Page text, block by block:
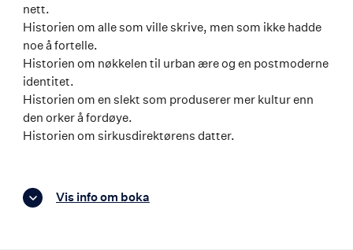
nett.
Historien om alle som ville skrive, men som ikke hadde
noe å fortelle.
Historien om nøkkelen til urban ære og en postmoderne
identitet.
Historien om en slekt som produserer mer kultur enn
den orker å fordøye.
Historien om sirkusdirektørens datter.
Vis info om boka